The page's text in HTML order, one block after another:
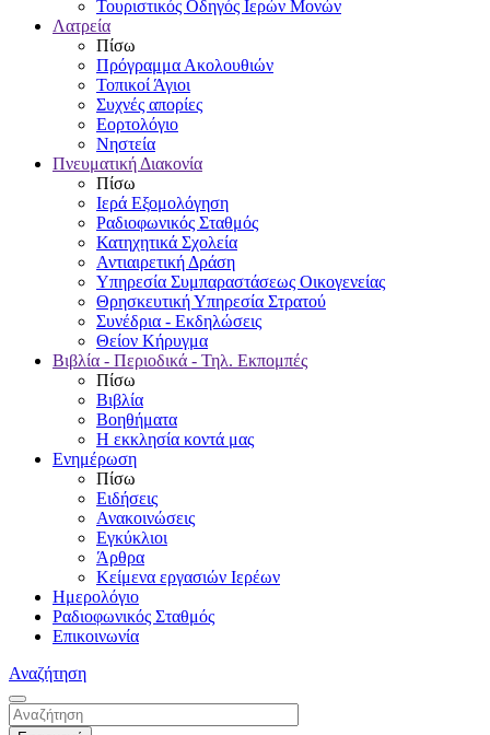
Τουριστικός Οδηγός Ιερών Μονών
Λατρεία
Πίσω
Πρόγραμμα Ακολουθιών
Τοπικοί Άγιοι
Συχνές απορίες
Εορτολόγιο
Νηστεία
Πνευματική Διακονία
Πίσω
Ιερά Εξομολόγηση
Ραδιοφωνικός Σταθμός
Κατηχητικά Σχολεία
Αντιαιρετική Δράση
Υπηρεσία Συμπαραστάσεως Οικογενείας
Θρησκευτική Υπηρεσία Στρατού
Συνέδρια - Εκδηλώσεις
Θείον Κήρυγμα
Βιβλία - Περιοδικά - Τηλ. Εκπομπές
Πίσω
Βιβλία
Βοηθήματα
Η εκκλησία κοντά μας
Ενημέρωση
Πίσω
Ειδήσεις
Ανακοινώσεις
Εγκύκλιοι
Άρθρα
Κείμενα εργασιών Ιερέων
Ημερολόγιο
Ραδιοφωνικός Σταθμός
Επικοινωνία
Αναζήτηση